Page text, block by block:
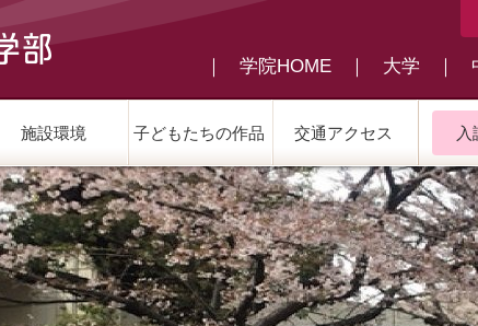
施設環境 子どもたちの作品 交通アクセス 入
｜ 学院HOME ｜ 大学 ｜